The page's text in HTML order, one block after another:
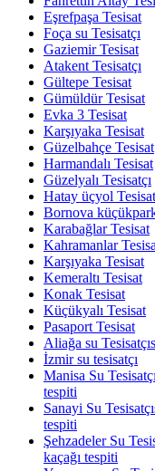
Eşrefpaşa Tesisat
Foça su Tesisatçı
Gaziemir Tesisat
Atakent Tesisatçı
Gültepe Tesisat
Gümüldür Tesisat
Evka 3 Tesisat
Karşıyaka Tesisat
Güzelbahçe Tesisat
Harmandalı Tesisat
Güzelyalı Tesisatçı
Hatay üçyol Tesisat
Bornova
Karabağlar Tesisat
Kahramanlar
Karşıyaka Tesisat
Kemeraltı Tesisat
Konak Tesisat
Küçükyalı Tesisat
Pasaport Tesisat
Aliağa su
İzmir su tesisatçı
Manisa Su
tespiti
Sanayi Su
tespiti
Şehzadeler Su
kaçağı tespiti